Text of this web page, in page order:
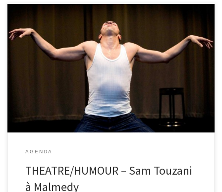
Dans le cadre du festival Paroles d’Hommes, la bibliothèque de
Malmedy accueille le comédien Sam Touzani le mercredi 2 mars
2016 à 20h pour une représentation de son spectacle » Liberté,
égalité, identité ! « . Un one-man-show plein d’humour! Liberté,
égalité, identité! se veut une réflexion humoristique sur notre
AGENDA
THEATRE/HUMOUR – Sam Touzani
à Malmedy